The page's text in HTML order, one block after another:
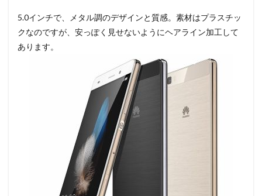
5.0インチで、メタル調のデザインと質感。素材はプラスチッ
クなのですが、安っぽく見せないようにヘアライン加工して
あります。